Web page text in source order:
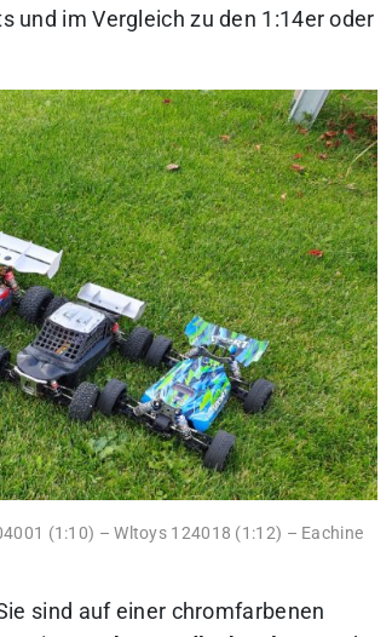
und im Vergleich zu den 1:14er oder
(1:10) – Wltoys 124018 (1:12) – Eachine
sind auf einer chromfarbenen